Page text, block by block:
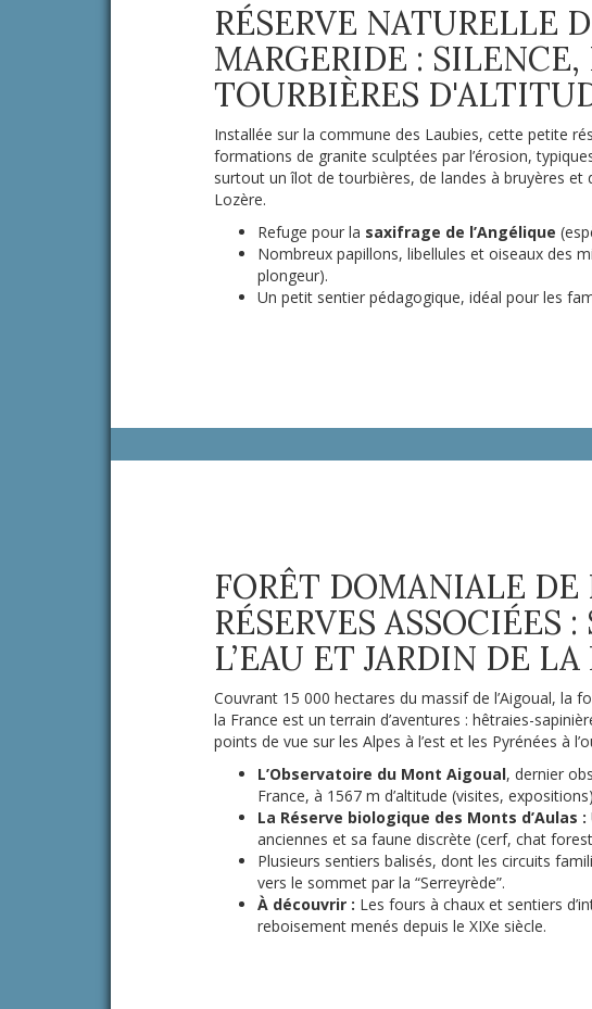
RÉSERVE NATURELLE
MARGERIDE : SILENCE,
TOURBIÈRES
Installée sur la commune des Laubies, cette petite
formations de granite sculptées par l’érosion,
surtout un îlot de tourbières, de landes à bruyères et
Lozère.
Refuge pour la saxifrage de l’Angélique
Nombreux papillons, libellules et oiseaux des
plongeur).
Un petit sentier pédagogique, idéal pour les
FORÊT DOMANIALE DE
RÉSERVES ASSOCIÉES
L’EAU ET JARDIN DE
Couvrant 15 000 hectares du massif de l’Aigoual, la
la France est un terrain d’aventures : hêtraies-
points de vue sur les Alpes à l’est et les Pyrénées à
L’Observatoire du Mont Aigoual, dernier
France, à 1567 m d’altitude (visites,
La Réserve biologique des Monts d’Aulas :
anciennes et sa faune discrète (cerf, chat
Plusieurs sentiers balisés, dont les circuits
vers le sommet par la “Serreyrède”.
À découvrir : Les fours à chaux et sentiers
reboisement menés depuis le XIXe siècle.